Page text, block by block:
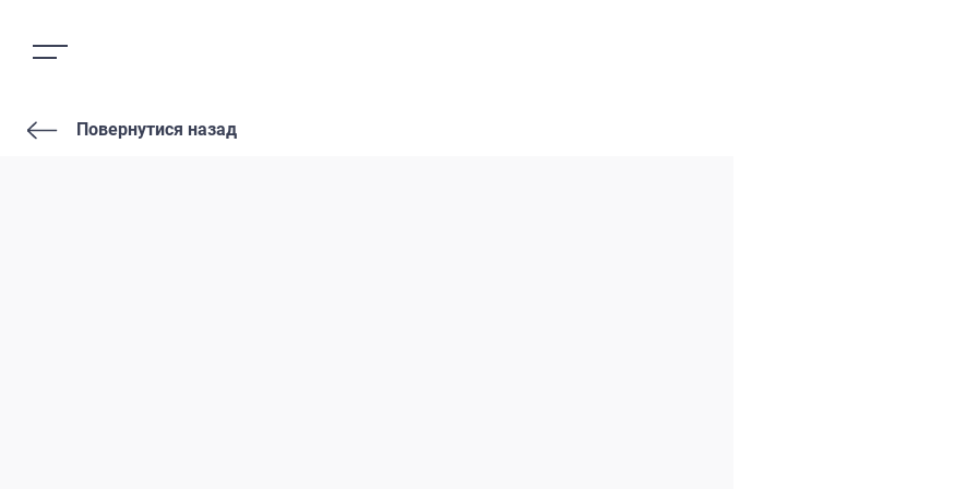
Повернутися назад